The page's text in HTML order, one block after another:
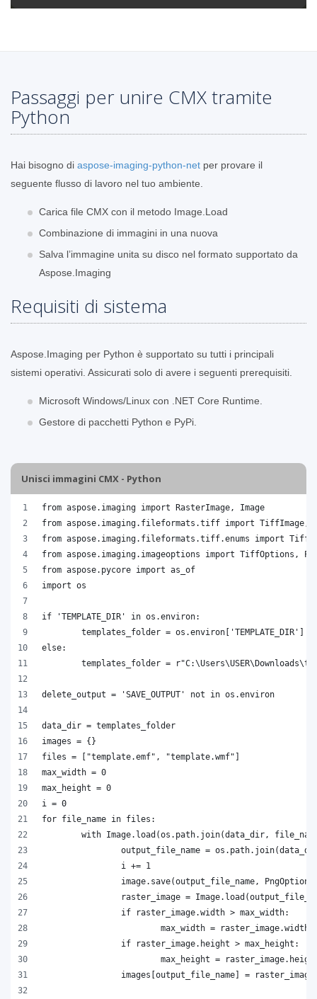
Passaggi per unire CMX tramite
Python
Hai bisogno di aspose-imaging-python-net per provare il
seguente flusso di lavoro nel tuo ambiente.
Carica file CMX con il metodo Image.Load
Combinazione di immagini in una nuova
Salva l’immagine unita su disco nel formato supportato da
Aspose.Imaging
Requisiti di sistema
Aspose.Imaging per Python è supportato su tutti i principali
sistemi operativi. Assicurati solo di avere i seguenti prerequisiti.
Microsoft Windows/Linux con .NET Core Runtime.
Gestore di pacchetti Python e PyPi.
Unisci immagini CMX - Python